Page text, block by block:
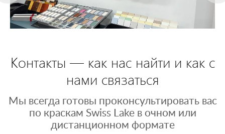
Контакты — как нас найти и как с
нами связаться
Мы всегда готовы проконсультировать вас
по краскам Swiss Lake в очном или
дистанционном формате